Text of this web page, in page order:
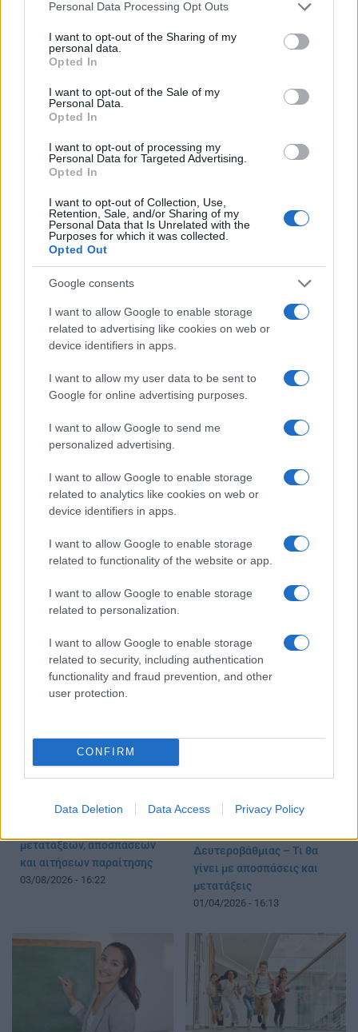
Please note that this website/app uses one or more Google
not limited to your visit or usage behaviour. You may click to
grant or deny consent to Google and its third-party tags to
use your data for below specified purposes in below Google
consent section.
Personal Data Processing Opt Outs
I want to opt-out of the Sharing of my
personal data.
Opted In
I want to opt-out of the Sale of my
Personal Data.
Opted In
I want to opt-out of processing my
Personal Data for Targeted Advertising.
Opted In
I want to opt-out of Collection, Use,
Retention, Sale, and/or Sharing of my
Personal Data that Is Unrelated with the
Purposes for which it was collected.
Opted Out
Google consents
I want to allow Google to enable storage
related to advertising like cookies on web or
device identifiers in apps.
I want to allow my user data to be sent to
Google for online advertising purposes.
I want to allow Google to send me
personalized advertising.
I want to allow Google to enable storage
related to analytics like cookies on web or
device identifiers in apps.
I want to allow Google to enable storage
related to functionality of the website or app.
I want to allow Google to enable storage
related to personalization.
I want to allow Google to enable storage
related to security, including authentication
functionality and fraud prevention, and other
user protection.
CONFIRM
Data Deletion Data Access Privacy Policy
Ακολουθείστε το iPaideia.gr στο Google News
Tελευταίες Ειδήσεις
iPaideia.gr
ΔΙΑΒΑΣΤΕ ΑΚΟΜΑ
μετατάξεων, αποσπάσεων
και αιτήσεων παραίτησης
03/08/2026 - 16:22
Χρονοδιάγραμμα για τις
Δευτεροβάθμιας – Τι θα
γίνει με αποσπάσεις και
μετατάξεις
01/04/2026 - 16:13